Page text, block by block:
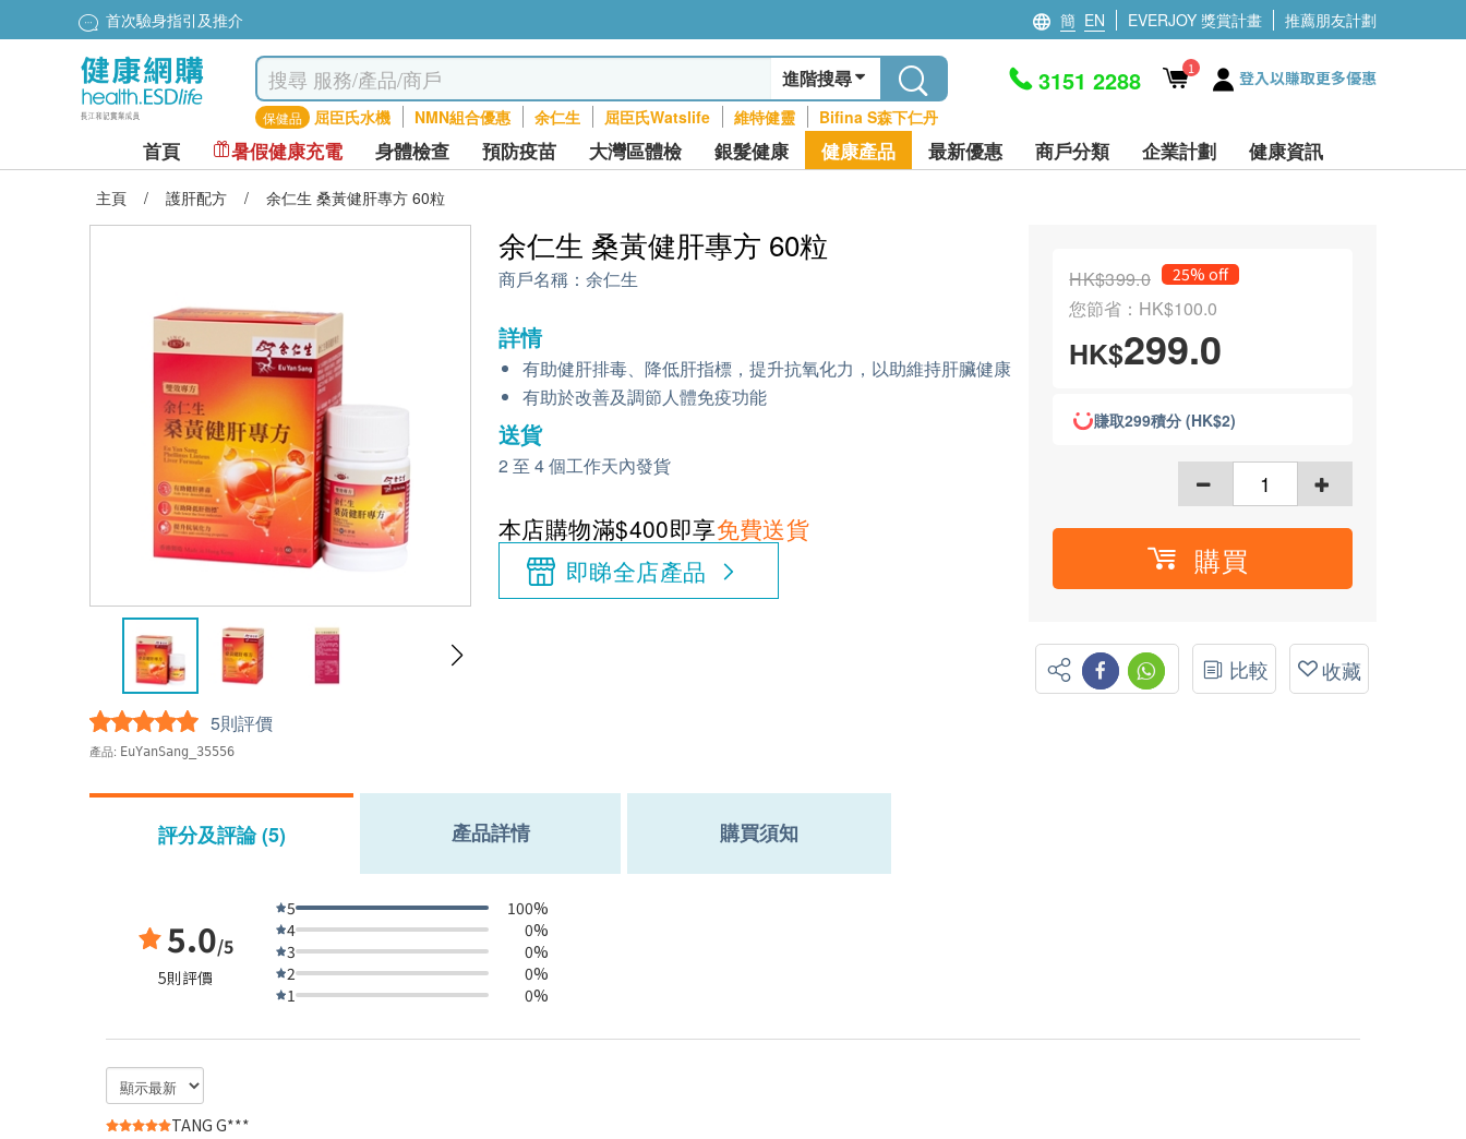
首次驗身指引及推介 簡 EN EVERJOY 獎賞計畫 推薦朋友計劃
進階搜尋
保健品 屈臣氏水機 NMN組合優惠 余仁生 屈臣氏Watslife 維特健靈 Bifina S森下仁丹
3151 2288 1 登入以賺取更多優惠
首頁 暑假健康充電 身體檢查 預防疫苗 大灣區體檢 銀髮健康 健康產品 最新優惠 商戶分類 企業計劃 健康資訊
主頁 / 護肝配方 / 余仁生 桑黃健肝專方 60粒
5則評價
產品: EuYanSang_35556
余仁生 桑黃健肝專方 60粒
商戶名稱： 余仁生
詳情
有助健肝排毒、降低肝指標，提升抗氧化力，以助維持肝臟健康
有助於改善及調節人體免疫功能
送貨
2 至 4 個工作天內發貨
本店購物滿$400即享免費送貨
即睇全店產品
HK$399.0 25% off
您節省：HK$100.0
HK$299.0
賺取299積分 (HK$2)
購買
比較 收藏
評分及評論 (5) 產品詳情 購買須知
5.0/5
5則評價
5
100%
4
0%
3
0%
2
0%
1
0%
TANG G***